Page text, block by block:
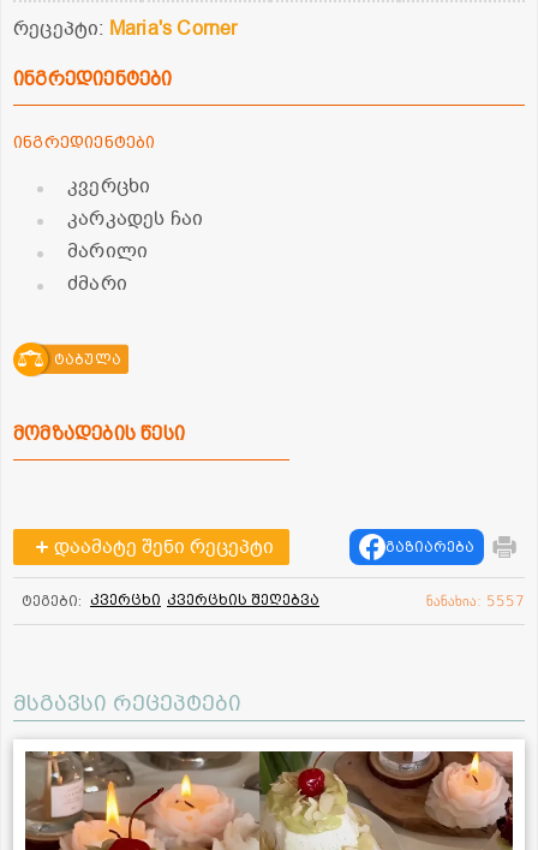
რეცეპტი: Maria's Corner
ინგრედიენტები
ინგრედიენტები
კვერცხი
კარკადეს ჩაი
მარილი
ძმარი
ტაბულა
მომზადების წესი
დაამატე შენი რეცეპტი გაზიარება
ტეგები: კვერცხი კვერცხის შეღებვა ნანახია: 5557
მსგავსი რეცეპტები